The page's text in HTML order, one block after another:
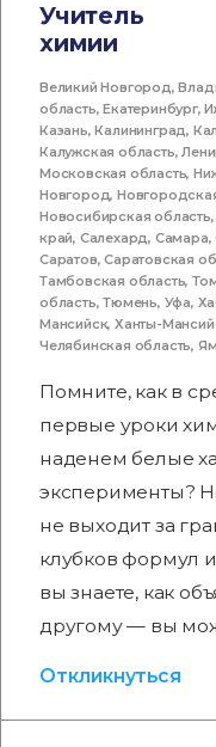
Учитель
химии
Великий Новгород,
область,Екатеринбург,
Казань,Калининград,
Калужская область,
Московская область,
Новгород,
Новосибирская область
край, Салехард, Самара,
Саратов,Саратовская
Тамбовская область,
область,Тюмень, Уфа,
Мансийск,Ханты-
Челябинская область,
Помните, как в
первые уроки
наденем белые
эксперименты?
не выходит за
клубков формул
вы знаете, как
другому — вы
Откликнуться